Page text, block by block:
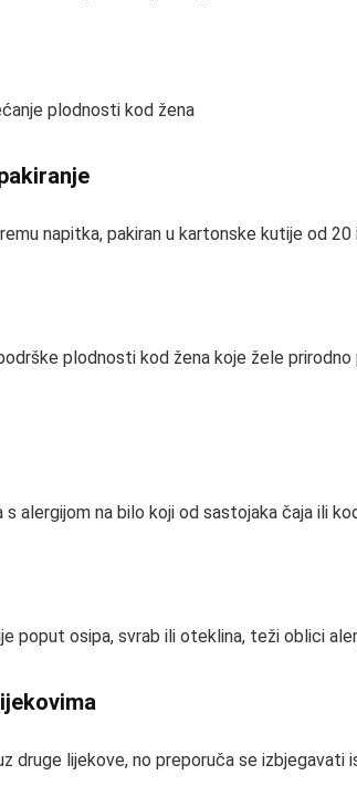
plodnosti kod žena
napitka, pakiran u kartonske kutije od 20
plodnosti kod žena koje žele
alergijom na bilo koji od sastojaka čaja ili
poput osipa, svrab ili oteklina, teži oblici
druge lijekove, no preporuča se